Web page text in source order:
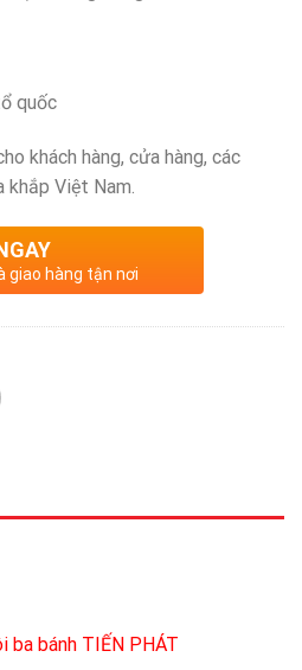
quốc
khách hàng, cửa hàng, các
khắp Việt Nam.
giao hàng tận nơi
ba bánh TIẾN PHÁT